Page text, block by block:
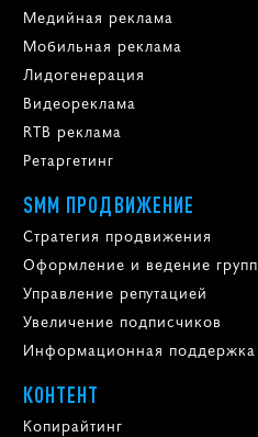
Медийная реклама
Мобильная реклама
Лидогенерация
Видеореклама
RTB реклама
Ретаргетинг
SMM ПРОДВИЖЕНИЕ
Стратегия продвижения
Оформление и ведение групп
Управление репутацией
Увеличение подписчиков
Информационная поддержка
КОНТЕНТ
Копирайтинг